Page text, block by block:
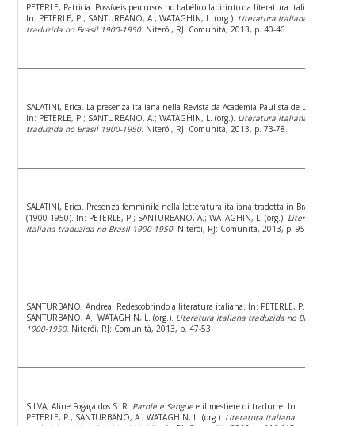
PETERLE, Patricia. Possíveis percursos no babélico labirinto da literatura italiana.
In: PETERLE, P.; SANTURBANO, A.; WATAGHIN, L. (org.). Literatura italiana
traduzida no Brasil 1900-1950. Niterói, RJ: Comunità, 2013, p. 40-46.
SALATINI, Erica. La presenza italiana nella Revista da Academia Paulista de Letras.
In: PETERLE, P.; SANTURBANO, A.; WATAGHIN, L. (org.). Literatura italiana
traduzida no Brasil 1900-1950. Niterói, RJ: Comunità, 2013, p. 73-78.
SALATINI, Erica. Presenza femminile nella letteratura italiana tradotta in Brasile
(1900-1950). In: PETERLE, P.; SANTURBANO, A.; WATAGHIN, L. (org.). Literatura
italiana traduzida no Brasil 1900-1950. Niterói, RJ: Comunità, 2013, p. 95-100.
SANTURBANO, Andrea. Redescobrindo a literatura italiana. In: PETERLE, P.;
SANTURBANO, A.; WATAGHIN, L. (org.). Literatura italiana traduzida no Brasil
1900-1950. Niterói, RJ: Comunità, 2013, p. 47-53.
SILVA, Aline Fogaça dos S. R. Parole e Sangue e il mestiere di tradurre. In:
PETERLE, P.; SANTURBANO, A.; WATAGHIN, L. (org.). Literatura italiana